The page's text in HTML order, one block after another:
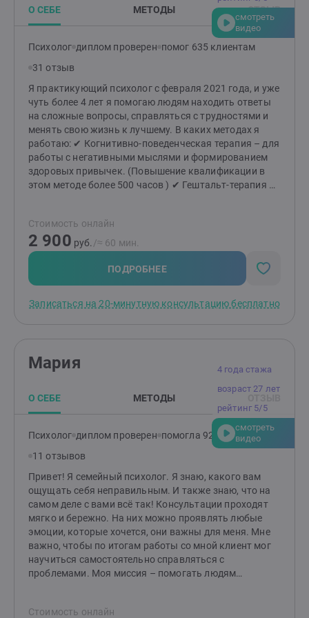
краткосрочном консультировании (как экстренная
помощь),так и в протяженном формате, когда
человек настроен на более глубокие изменения в
жизни. У меня есть один недостаток - мне не
интересно работать только ради денег. И не буду
меняется, когда мы меняемся сами.Приглашаю тех,
кто хочет и готов сделать свою жизнь лучше.
смотреть
видео
О СЕБЕ МЕТОДЫ ОТЗЫВ
Психолог диплом проверен помог 635 клиентам
31 отзыв
Я практикующий психолог с февраля 2021 года, и уже
чуть более 4 лет я помогаю людям находить ответы
на сложные вопросы, справляться с трудностями и
менять свою жизнь к лучшему. В каких методах я
работаю: ✔ Когнитивно-поведенческая терапия – для
работы с негативными мыслями и формированием
здоровых привычек. (Повышение квалификации в
этом методе более 500 часов ) ✔ Гештальт-терапия –
терапия – для разрешения конфликтов и укрепления
семейных связей. ✔ Коучинг – для постановки и
достижения целей, раскрытия вашего потенциала.
Как мы начнём работу? Мы начнём с
ознакомительной беседы. Это время для вас – чтобы
как я могу быть полезен. Если вы ощутите доверие и
опираясь на ваши особенности и потребности. —
принципа: "Прежде всего – не навреди." Ваши чувства,
границы и желания всегда в приоритете. — Гибкость в
методах. Комбинирую техники для достижения
наилучшего результата именно для вас. Что вас
ждёт? Эффективные инструменты, глубокая
поддержка и новый взгляд на привычные проблемы.
Вместе мы найдём ответы и сделаем вашу жизнь
легче, гармоничнее и счастливее. Готовы к первым
шагам? Создайте заявку, и мы начнём ваш путь к
переменам!
Стоимость онлайн
2 900 руб. /≈ 60 мин.
ПОДРОБНЕЕ
Записаться на 20-минутную консультацию бесплатно
4 года стажа
возраст 27 лет
рейтинг 5/5
смотреть
видео
Мария
О СЕБЕ МЕТОДЫ
Психолог диплом проверен помогла 92 клиентам
11 отзывов
Привет! Я семейный психолог. Я знаю, какого вам
ощущать себя неправильным. И также знаю, что на
самом деле с вами всё так! Консультации проходят
мягко и бережно. На них можно проявлять любые
эмоции, которые хочется, они важны для меня. Мне
важно, чтобы по итогам работы со мной клиент мог
научиться самостоятельно справляться с
проблемами. Моя миссия – помогать людям
работы вам отзываются, то буду рада видеть вас на
Стоимость онлайн